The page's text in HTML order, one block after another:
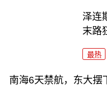
泽连
末路
最热
南海6天禁航，东大摆